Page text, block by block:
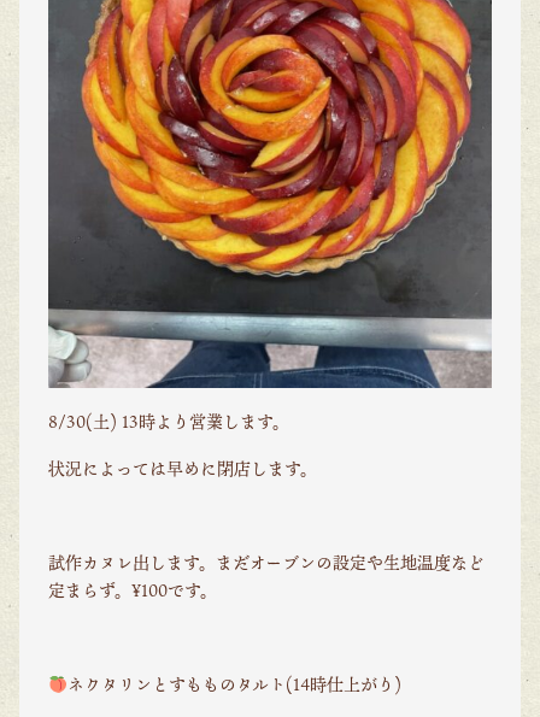
8/30(土) 13時より営業します。
状況によっては早めに閉店します。
試作カヌレ出します。まだオーブンの設定や生地温度など
定まらず。¥100です。
ネクタリンとすもものタルト(14時仕上がり)